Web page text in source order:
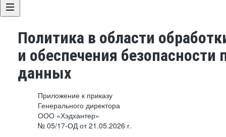
Политика в области
и обеспечения безопасности
данных
Приложение к приказу
Генерального директора
ООО «Хэдхантер»
№ 05/17-ОД от 21.05.2026 г.